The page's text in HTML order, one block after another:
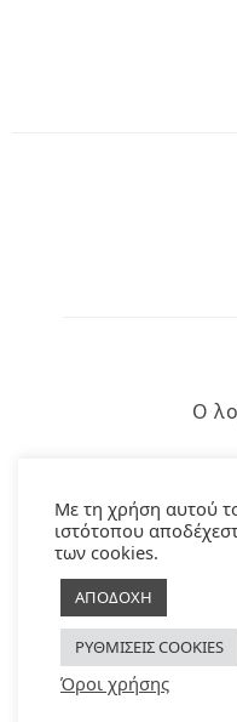
Ο
Με τη χρήση αυτού
ιστότοπου
των cookies.
ΑΠΟΔΟΧΗ
ΡΥΘΜΙΣΕΙΣ COOKIES
Όροι χρήσης